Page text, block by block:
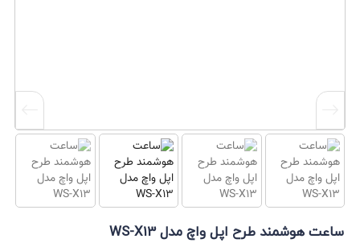
ساعت هوشمند طرح اپل واچ مدل WS-X13